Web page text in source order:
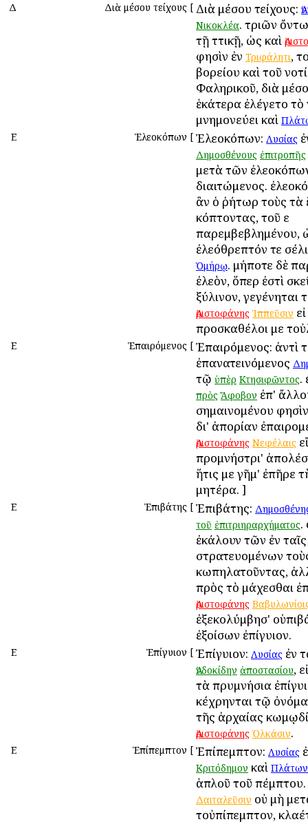
Δ Διὰ μέσου τείχους [ Διὰ μέσου τείχους:
Νικοκλέα. τριῶν
τῇ Ἀττικῇ, ὡς καὶ
φησὶν ἐν Τριφάλητι,
βορείου καὶ τοῦ
Φαληρικοῦ, διὰ
ἑκάτερα ἐλέγετο τὸ
μνημονεύει καὶ
Ε
Ἐλεοκόπων [ Ἐλεοκόπων: Λυσίας
Δημοσθένους ἐπιτροπῆς
μετὰ τῶν
διαιτώμενος.
ἂν ὁ ῥήτωρ τοὺς τὰ
κόπτοντας, τοῦ ε
παρεμβεβλημένου,
ἐλεόθρεπτόν τε
Ὁμήρῳ. μήποτε δὲ
ἐλεὸν, ὅπερ ἐστὶ
ξύλινον, γεγένηται
Ἀριστοφάνης Ἱππεῦσιν εἰ
προσκαθέλοι με
Ε Ἐπαιρόμενος [ Ἐπαιρόμενος: ἀντὶ
ἐπανατεινόμενος
τῷ ὑπὲρ Κτησιφῶντος.
πρὸς Ἄφοβον ἐπ'
σημαινομένου
δι' ἀπορίαν
Ἀριστοφάνης Νεφέλαις
προμνήστρι'
ἥτις με γῆμ' ἐπῆρε
μητέρα. ]
Ε Ἐπιβάτης [ Ἐπιβάτης:
τοῦ ἐπιτριηραρχήματος.
ἐκάλουν τῶν ἐν ταῖς
στρατευομένων
κωπηλατοῦντας,
πρὸς τὸ μάχεσθαι
Ἀριστοφάνης
ἐξεκολύμβησ'
ἐξοίσων ἐπίγυιον.
Ε Ἐπίγυιον [ Ἐπίγυιον: Λυσίας ἐν
Ἀνδοκίδην ἀποστασίου,
τὰ πρυμνήσια
κέχρηνται τῷ
τῆς ἀρχαίας
Ἀριστοφάνης Ὁλκάσιν.
Ε Ἐπίπεμπτον [ Ἐπίπεμπτον: Λυσίας
Κριτόδημον καὶ Πλάτων
ἁπλοῦ τοῦ πέμπτου.
Δαιταλεῦσιν οὐ μὴ
τοὐπίπεμπτον,